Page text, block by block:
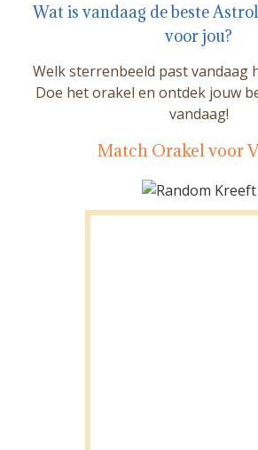
Wat is vandaag de beste
voor jou?
Welk sterrenbeeld past vandaag
Doe het orakel en ontdek jouw
vandaag!
Match Orakel voor